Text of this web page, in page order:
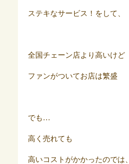
ステキなサービス！をして、
全国チェーン店より高いけど
ファンがついてお店は繁盛
でも…
高く売れても
高いコストがかかったのでは、